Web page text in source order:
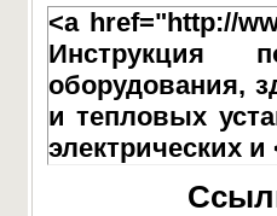
<a href="http://
Инструкция
оборудования,
и тепловых
электрических и